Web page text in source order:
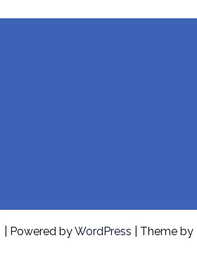
| Powered byWordPress | Theme by